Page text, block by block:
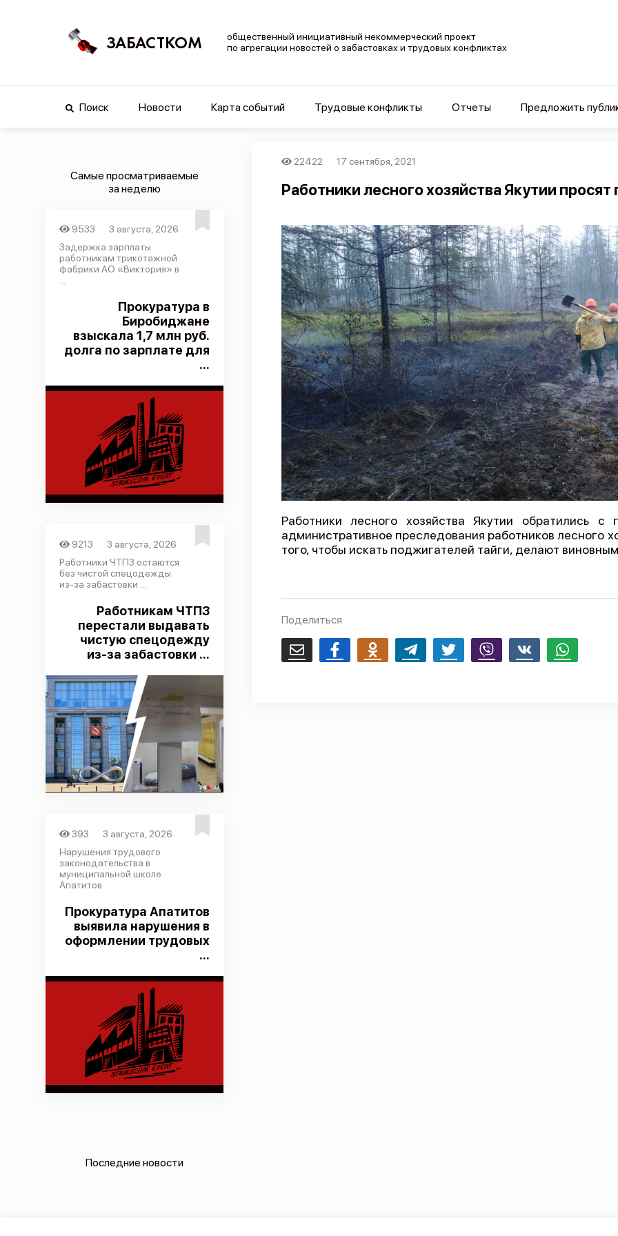
ЗАБАСТКОМ
общественный инициативный некоммерческий проект
по агрегации новостей о забастовках и трудовых конфликтах
Поиск Новости Карта событий Трудовые конфликты Отчеты Предложить
Самые просматриваемые
за неделю
9533
3 августа, 2026
Задержка зарплаты
работникам трикотажной
фабрики АО «Виктория» в
Прокуратура в
Биробиджане
взыскала 1,7 млн руб.
долга по зарплате для
...
9213
3 августа, 2026
Работники ЧТПЗ остаются
без чистой спецодежды
из-за забастовки ...
Работникам ЧТПЗ
перестали выдавать
чистую спецодежду
из-за забастовки ...
393
3 августа, 2026
Нарушения трудового
законодательства в
муниципальной школе
Апатитов
Прокуратура Апатитов
выявила нарушения в
оформлении трудовых
...
Последние новости
22422 17 сентября, 2021
Работники лесного хозяйства Якутии
Работники лесного хозяйства Якутии обратились с
административное преследования работников лесного
того, чтобы искать поджигателей тайги, делают
Поделиться
Email FacebookOdnoklassnikiTelegram Twitter Viber Whatsapp